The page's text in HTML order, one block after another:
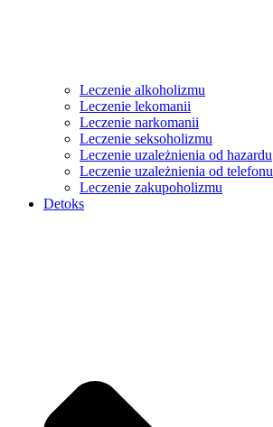
Leczenie alkoholizmu
Leczenie lekomanii
Leczenie narkomanii
Leczenie seksoholizmu
Leczenie uzależnienia od hazardu
Leczenie uzależnienia od telefonu
Leczenie zakupoholizmu
Detoks